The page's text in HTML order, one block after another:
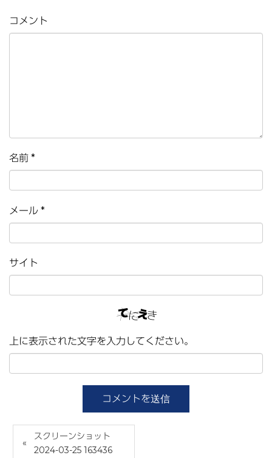
コメント
名前 *
メール *
サイト
上に表示された文字を入力してください。
スクリーンショット
2024-03-25 163436